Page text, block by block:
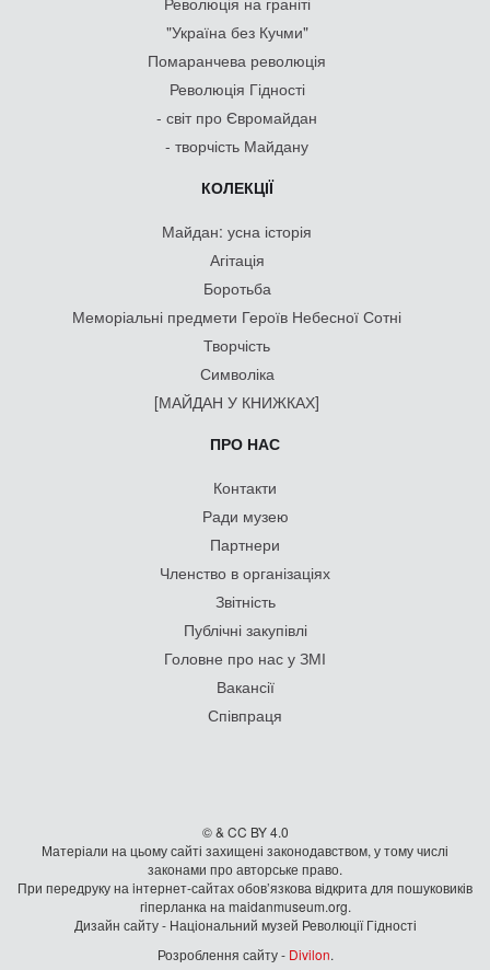
"Україна без Кучми"
Помаранчева революція
Революція Гідності
- світ про Євромайдан
- творчість Майдану
КОЛЕКЦІЇ
Майдан: усна історія
Агітація
Боротьба
Меморіальні предмети Героїв Небесної Сотні
Творчість
Символіка
[МАЙДАН У КНИЖКАХ]
ПРО НАС
Контакти
Ради музею
Партнери
Членство в організаціях
Звітність
Публічні закупівлі
Головне про нас у ЗМІ
Вакансії
Співпраця
© & CC BY 4.0
Матеріали на цьому сайті захищені законодавством, у тому числі
законами про авторське право.
При передруку на iнтернет-сайтах обов’язкова відкрита для пошуковиків
гiперланка на maidanmuseum.org.
Дизайн сайту - Національний музей Революції Гідності
Розроблення сайту - Divilon.